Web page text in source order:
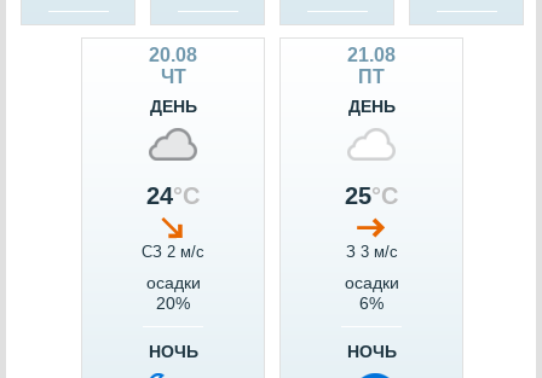
20.08
ЧТ
ДЕНЬ
24°C
СЗ 2 м/c
осадки
20%
НОЧЬ
21.08
ПТ
ДЕНЬ
25°C
З 3 м/c
осадки
6%
НОЧЬ